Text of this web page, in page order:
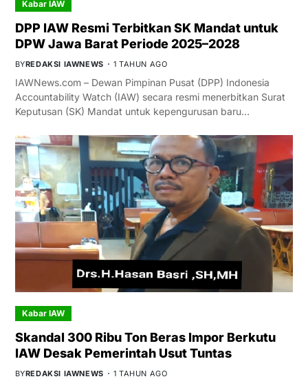
Kabar IAW
DPP IAW Resmi Terbitkan SK Mandat untuk
DPW Jawa Barat Periode 2025–2028
BYREDAKSI IAWNEWS 1 TAHUN AGO
IAWNews.com – Dewan Pimpinan Pusat (DPP) Indonesia
Accountability Watch (IAW) secara resmi menerbitkan Surat
Keputusan (SK) Mandat untuk kepengurusan baru…
Kabar IAW
Skandal 300 Ribu Ton Beras Impor Berkutu
IAW Desak Pemerintah Usut Tuntas
BYREDAKSI IAWNEWS 1 TAHUN AGO